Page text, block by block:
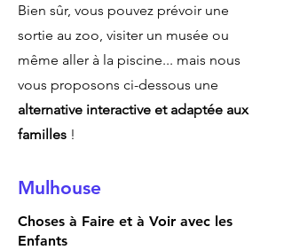
Bien sûr, vous pouvez prévoir une
sortie au zoo, visiter un musée ou
même aller à la piscine... mais nous
vous proposons ci-dessous une
alternative interactive et adaptée aux
familles !
Mulhouse
Choses à Faire et à Voir avec les
Enfants